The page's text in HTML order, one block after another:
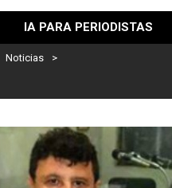
IA PARA PERIODISTAS
Noticias >
Lo mejor